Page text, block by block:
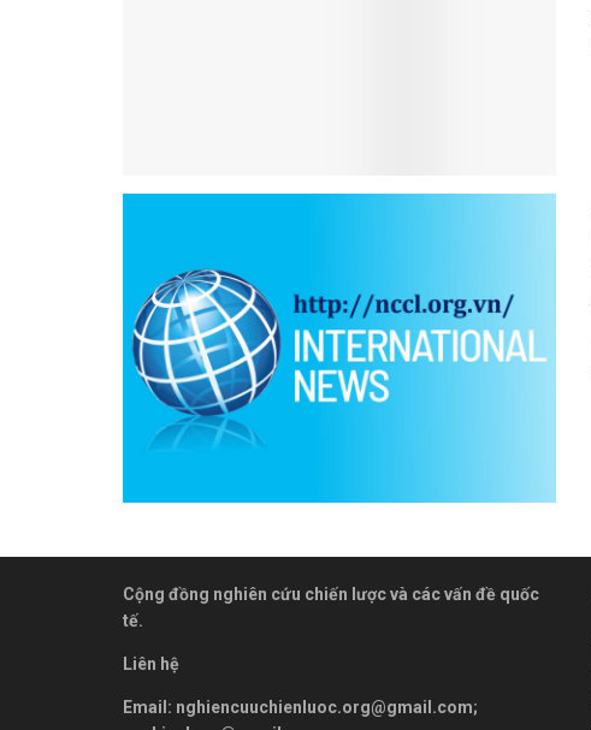
Cộng đồng nghiên cứu chiến lược và các vấn đề quốc
tế.
Liên hệ
Email: nghiencuuchienluoc.org@gmail.com;